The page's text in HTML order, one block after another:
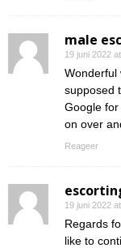
male
19 juni 2022
Wonderful
supposed
Google
on over
Reageer
19 juni 2022
Regards
like to